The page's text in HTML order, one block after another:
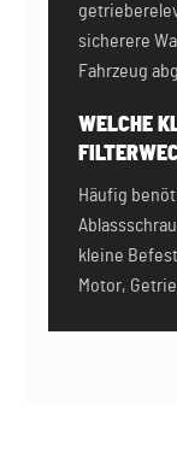
sicherere
Fahrzeug
WELCHE
Häufig
kleine
Motor,